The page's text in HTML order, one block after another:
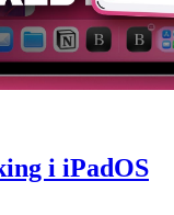
i iPadOS